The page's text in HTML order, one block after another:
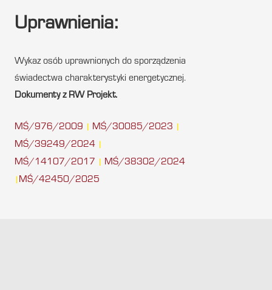
Uprawnienia:
Wykaz osób uprawnionych do sporządzenia
świadectwa charakterystyki energetycznej.
Dokumenty z RW Projekt.
MŚ/976/2009 MŚ/30085/2023
MŚ/39249/2024
MŚ/14107/2017 MŚ/38302/2024
MŚ/42450/2025